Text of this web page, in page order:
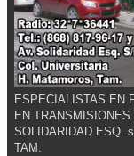
ESPECIALISTAS EN
EN
SOLIDARIDAD ESQ.
TAM.